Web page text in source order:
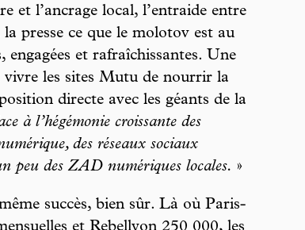
et l’ancrage local, l’entraide entre
presse ce que le molotov est au
engagées et rafraîchissantes. Une
les sites Mutu de nourrir la
directe avec les géants de la
à l’hégémonie croissante des
des réseaux sociaux
peu des ZAD numériques locales. »
succès, bien sûr. Là où Paris-